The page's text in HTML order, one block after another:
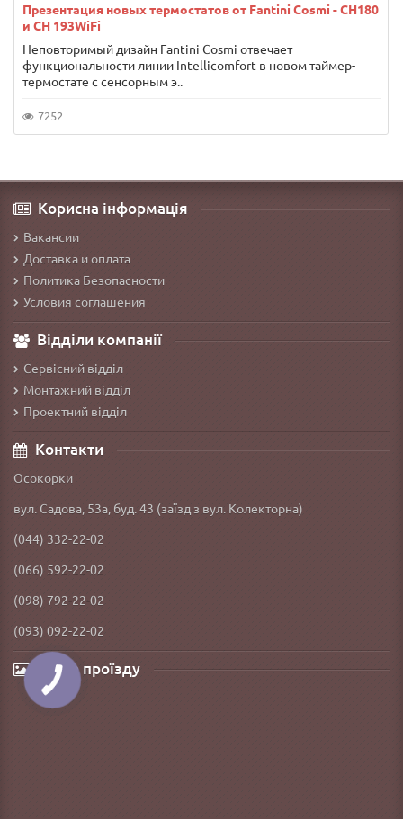
Презентация новых термостатов от Fantini Cosmi - CH180
и CH 193WiFi
Неповторимый дизайн Fantini Cosmi отвечает
функциональности линии Intellicomfort в новом таймер-
термостате с сенсорным э..
7252
Корисна інформація
Вакансии
Доставка и оплата
Политика Безопасности
Условия соглашения
Відділи компанії
Сервісний відділ
Монтажний відділ
Проектний відділ
Контакти
Осокорки
вул. Садова, 53а, буд. 43 (заїзд з вул. Колекторна)
(044) 332-22-02
(066) 592-22-02
(098) 792-22-02
(093) 092-22-02
Карта проїзду